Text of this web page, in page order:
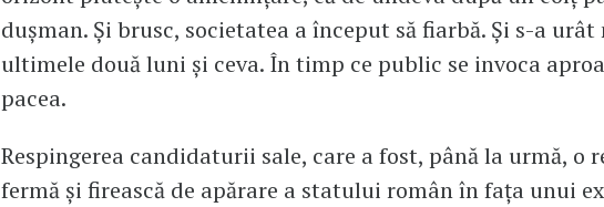
dușman. Și brusc, societatea a început să fiarbă. Și s-a
ultimele două luni și ceva. În timp ce public se invoca
pacea.
Respingerea candidaturii sale, care a fost, până la urmă, o
fermă și firească de apărare a statului român în fața unui